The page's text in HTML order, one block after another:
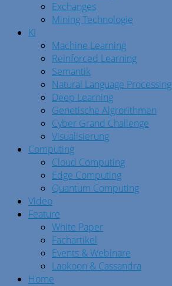
Exchanges
Mining Technologie
KI
Machine Learning
Reinforced Learning
Semantik
Natural Language Processing
Deep Learning
Genetische Algrorithmen
Cyber Grand Challenge
Visualisierung
Computing
Cloud Computing
Edge Computing
Quantum Computing
Video
Feature
White Paper
Fachartikel
Events & Webinare
Laokoon & Cassandra
Home